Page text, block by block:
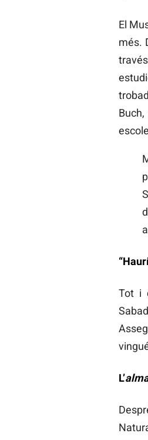
El
més.
Tot i
L’